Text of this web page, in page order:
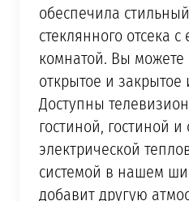
обеспечила
стеклянного отсека
комнатой. Вы можете
открытое и
Доступны
гостиной, гостиной
электрической
системой в нашем
добавит другую